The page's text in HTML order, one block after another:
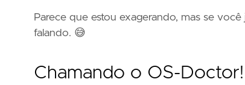
Parece que estou exagerando, mas se
falando. 😅
Chamando o OS-Doctor!